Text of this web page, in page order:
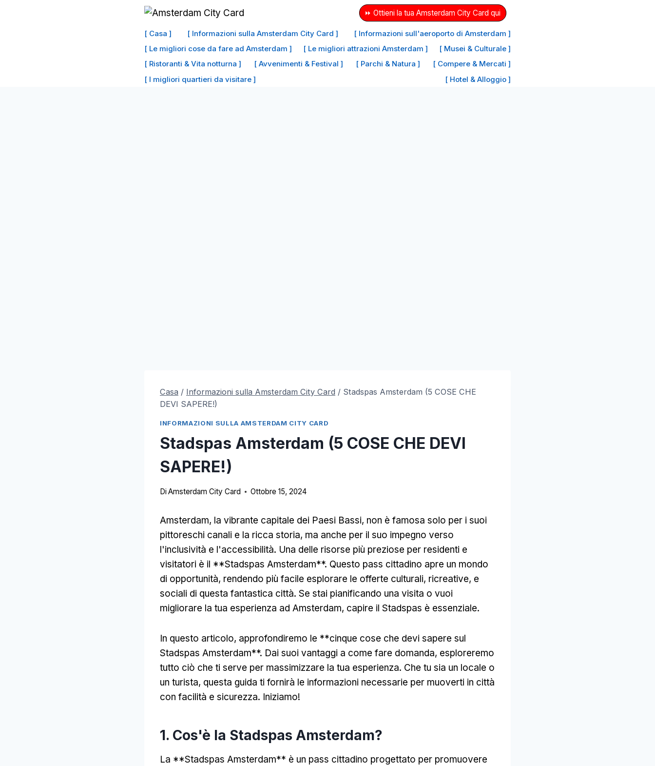
⏩ Ottieni la tua Amsterdam City Card qui
[ Casa ] [ Informazioni sulla Amsterdam City Card ]
[ Informazioni sull'aeroporto di Amsterdam ]
[ Le migliori cose da fare ad Amsterdam ]
[ Le migliori attrazioni Amsterdam ]
[ Musei & Culturale ]
[ Ristoranti & Vita notturna ]
[ Avvenimenti & Festival ] [ Parchi & Natura ]
[ Compere & Mercati ]
[ I migliori quartieri da visitare ]
[ Hotel & Alloggio ]
Casa / Informazioni sulla Amsterdam City Card / Stadspas Amsterdam (5 COSE CHE
DEVI SAPERE!)
INFORMAZIONI SULLA AMSTERDAM CITY CARD
Stadspas Amsterdam (5 COSE CHE DEVI
SAPERE!)
Di Amsterdam City Card Ottobre 15, 2024
Amsterdam, la vibrante capitale dei Paesi Bassi, non è famosa solo per i suoi
pittoreschi canali e la ricca storia, ma anche per il suo impegno verso
l'inclusività e l'accessibilità. Una delle risorse più preziose per residenti e
visitatori è il **Stadspas Amsterdam**. Questo pass cittadino apre un mondo
di opportunità, rendendo più facile esplorare le offerte culturali, ricreative, e
sociali di questa fantastica città. Se stai pianificando una visita o vuoi
migliorare la tua esperienza ad Amsterdam, capire il Stadspas è essenziale.
In questo articolo, approfondiremo le **cinque cose che devi sapere sul
Stadspas Amsterdam**. Dai suoi vantaggi a come fare domanda, esploreremo
tutto ciò che ti serve per massimizzare la tua esperienza. Che tu sia un locale o
un turista, questa guida ti fornirà le informazioni necessarie per muoverti in città
con facilità e sicurezza. Iniziamo!
1. Cos'è la Stadspas Amsterdam?
La **Stadspas Amsterdam** è un pass cittadino progettato per promuovere